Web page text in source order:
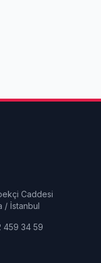
Caddesi
/ İstanbul
459 34 59